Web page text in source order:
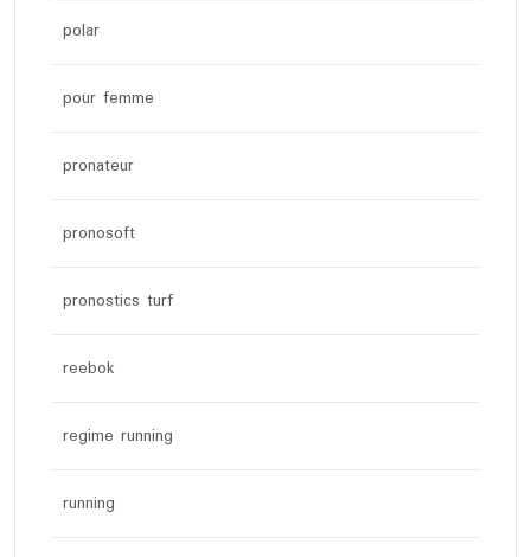
polar
pour femme
pronateur
pronosoft
pronostics turf
reebok
regime running
running